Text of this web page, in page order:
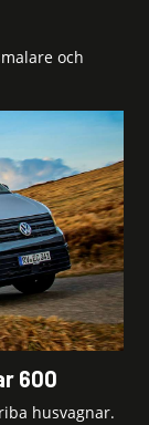
och
600
husvagnar.